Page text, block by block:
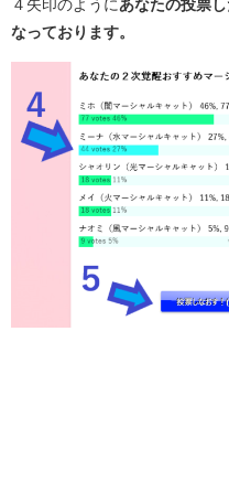
４矢印のように あなたの投票
なっております。